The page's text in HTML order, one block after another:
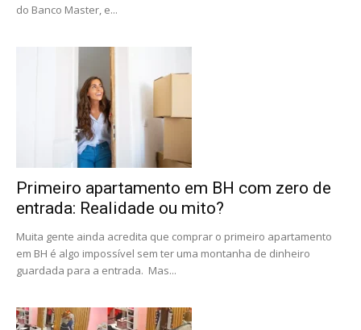
do Banco Master, e...
Primeiro apartamento em BH com zero de
entrada: Realidade ou mito?
Muita gente ainda acredita que comprar o primeiro apartamento
em BH é algo impossível sem ter uma montanha de dinheiro
guardada para a entrada. Mas...